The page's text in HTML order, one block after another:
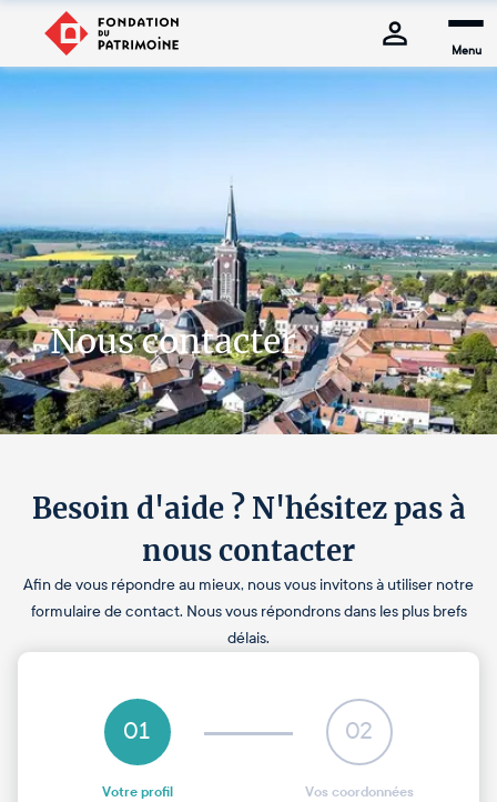
Menu
Nous contacter
Besoin d'aide ? N'hésitez pas à
nous contacter
Afin de vous répondre au mieux, nous vous invitons à utiliser notre
formulaire de contact. Nous vous répondrons dans les plus brefs
délais.
01
Votre profil
02
Vos coordonnées